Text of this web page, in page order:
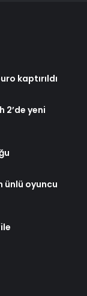
kaptırıldı
2’de yeni
ünlü oyuncu